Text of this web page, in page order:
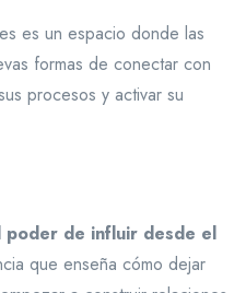
es un espacio donde las
formas de conectar con
procesos y activar su
poder de influir desde el
que enseña cómo dejar